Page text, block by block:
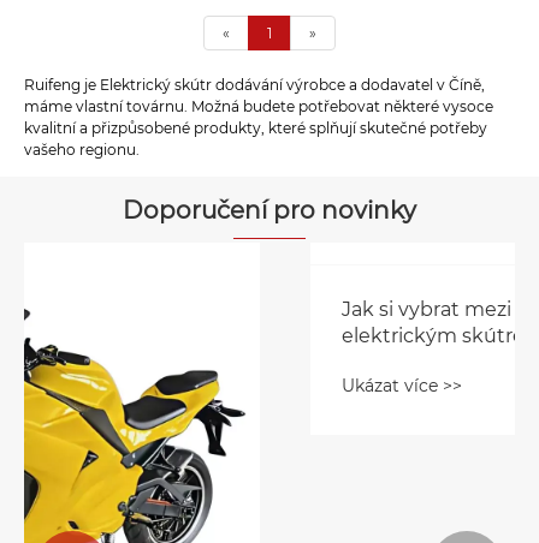
« 1 »
Ruifeng je Elektrický skútr dodávání výrobce a dodavatel v Číně,
máme vlastní továrnu. Možná budete potřebovat některé vysoce
kvalitní a přizpůsobené produkty, které splňují skutečné potřeby
vašeho regionu.
Doporučení pro novinky